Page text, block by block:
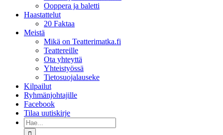
Ooppera ja baletti
Haastattelut
20 Faktaa
Meistä
Mikä on Teatterimatka.fi
Teattereille
Ota yhteyttä
Yhteistyössä
Tietosuojalauseke
Kilpailut
Ryhmänjohtajille
Facebook
Tilaa uutiskirje
Etsi
...